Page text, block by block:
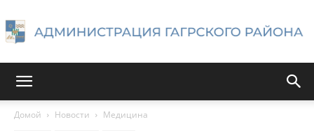
Домой Новости Медицина